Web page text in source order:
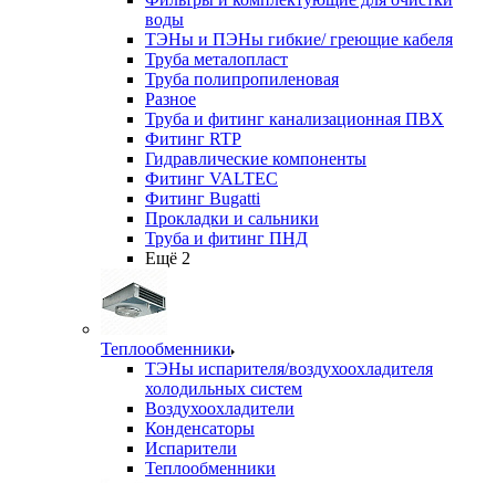
воды
ТЭНы и ПЭНы гибкие/ греющие кабеля
Труба металопласт
Труба полипропиленовая
Разное
Труба и фитинг канализационная ПВХ
Фитинг RTP
Гидравлические компоненты
Фитинг VALTEC
Фитинг Bugatti
Прокладки и сальники
Труба и фитинг ПНД
Ещё 2
Теплообменники
ТЭНы испарителя/воздухоохладителя
холодильных систем
Воздухоохладители
Конденсаторы
Испарители
Теплообменники